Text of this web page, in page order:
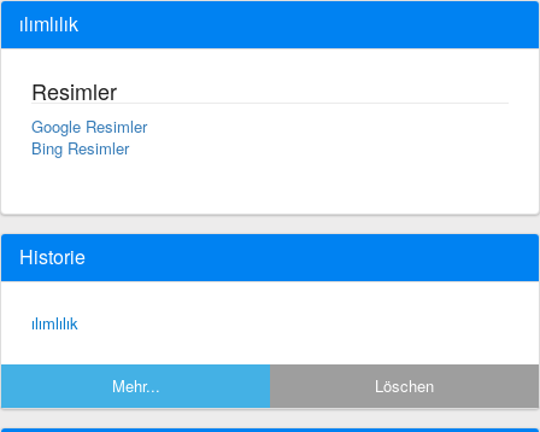
ılımlılık
Resimler
Google Resimler
Bing Resimler
Historie
ılımlılık
Mehr... Löschen